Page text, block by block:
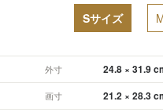
Sサイズ
外寸 24.8 × 31.9
画寸 21.2 × 28.3